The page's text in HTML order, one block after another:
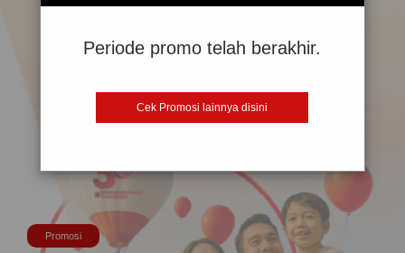
Promosi
Periode promo telah berakhir.
Cek Promosi lainnya disini